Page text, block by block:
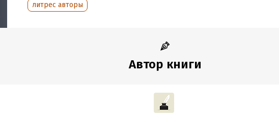
литрес авторы
Автор книги